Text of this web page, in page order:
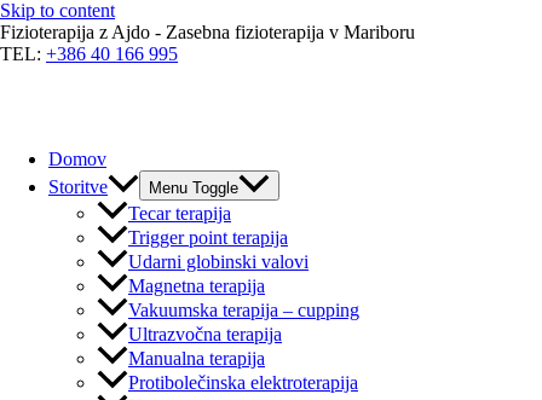
Skip to content
Fizioterapija z Ajdo - Zasebna fizioterapija v Mariboru
TEL: +386 40 166 995
Domov
Storitve
Menu Toggle
Tecar terapija
Trigger point terapija
Udarni globinski valovi
Magnetna terapija
Vakuumska terapija – cupping
Ultrazvočna terapija
Manualna terapija
Protibolečinska elektroterapija